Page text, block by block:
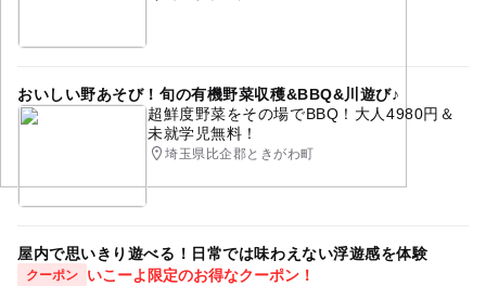
願いいたします🙇
LINEのご連絡だと返信が早いです📩
お気軽にお問い合わせください。
■アトリエべる公式LINE（おともだち追加URL）
https://page.line.me/vib4559e
食品サンプル
おいしい野あそび！旬の有機野菜収穫&BBQ&川遊び♪
超鮮度野菜をその場でBBQ！大人4980円＆
未就学児無料！
埼玉県比企郡ときがわ町
屋内で思いきり遊べる！日常では味わえない浮遊感を体験
クーポン
いこーよ限定のお得なクーポン！